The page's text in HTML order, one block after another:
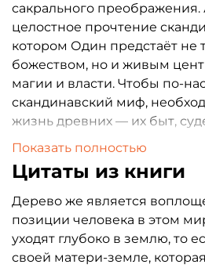
сакрального преображения.
целостное прочтение
котором Один предстаёт не
божеством, но и живым
магии и власти. Чтобы по-
скандинавский миф,
жизнь древних — их быт,
магические практики и
быть условностью и
Показать полностью
Цитаты из книги
Дерево же является
позиции человека в этом
уходят глубоко в землю, то
своей матери-земле,